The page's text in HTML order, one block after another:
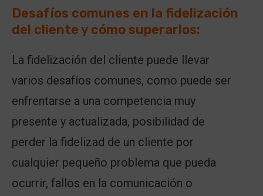
Desafíos comunes en la fidelización
del cliente y cómo superarlos:
La fidelización del cliente puede llevar
varios desafíos comunes, como puede ser
enfrentarse a una competencia muy
presente y actualizada, posibilidad de
perder la fidelizad de un cliente por
cualquier pequeño problema que pueda
ocurrir, fallos en la comunicación o